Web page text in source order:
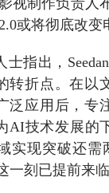
2.0或将彻底改
出，
转折点。在以
泛应用后，专
AI技术发展的
实现突破还需
一刻已提前来临